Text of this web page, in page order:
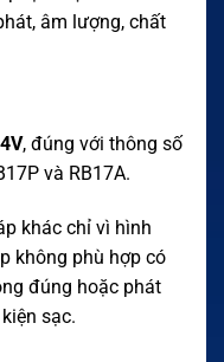
âm lượng, chất
, đúng với thông số
và RB17A.
khác chỉ vì hình
không phù hợp có
đúng hoặc phát
sạc.